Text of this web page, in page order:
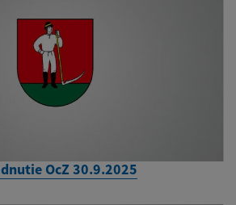
OcZ 30.9.2025